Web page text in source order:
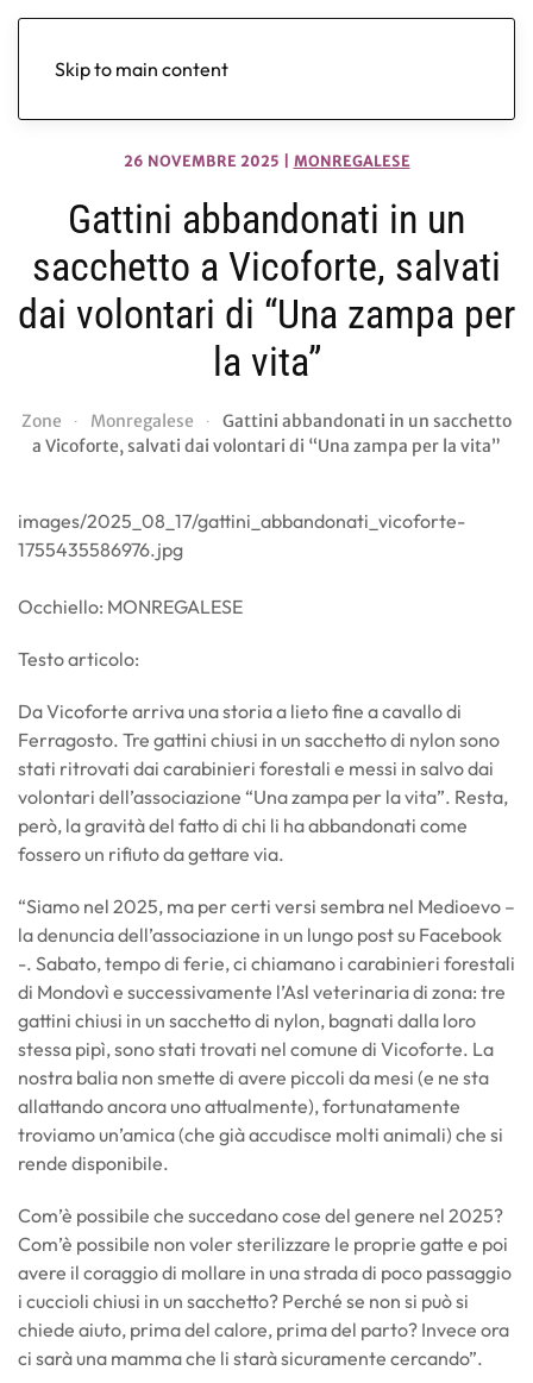
Skip to main content
26 NOVEMBRE 2025 MONREGALESE
Gattini abbandonati in un
sacchetto a Vicoforte, salvati
dai volontari di “Una zampa per
la vita”
Zone Monregalese
Gattini abbandonati in un sacchetto
a Vicoforte, salvati dai volontari di “Una zampa per la vita”
images/2025_08_17/gattini_abbandonati_vicoforte-
1755435586976.jpg
Occhiello: MONREGALESE
Testo articolo:
Da Vicoforte arriva una storia a lieto fine a cavallo di
Ferragosto. Tre gattini chiusi in un sacchetto di nylon sono
stati ritrovati dai carabinieri forestali e messi in salvo dai
volontari dell’associazione “Una zampa per la vita”. Resta,
però, la gravità del fatto di chi li ha abbandonati come
fossero un rifiuto da gettare via.
“Siamo nel 2025, ma per certi versi sembra nel Medioevo –
la denuncia dell’associazione in un lungo post su Facebook
-. Sabato, tempo di ferie, ci chiamano i carabinieri forestali
di Mondovì e successivamente l’Asl veterinaria di zona: tre
gattini chiusi in un sacchetto di nylon, bagnati dalla loro
stessa pipì, sono stati trovati nel comune di Vicoforte. La
nostra balia non smette di avere piccoli da mesi (e ne sta
allattando ancora uno attualmente), fortunatamente
troviamo un’amica (che già accudisce molti animali) che si
rende disponibile.
Com’è possibile che succedano cose del genere nel 2025?
Com’è possibile non voler sterilizzare le proprie gatte e poi
avere il coraggio di mollare in una strada di poco passaggio
i cuccioli chiusi in un sacchetto? Perché se non si può si
chiede aiuto, prima del calore, prima del parto? Invece ora
ci sarà una mamma che li starà sicuramente cercando”.